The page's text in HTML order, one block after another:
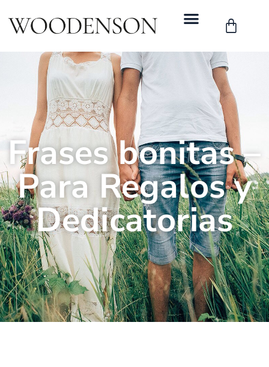
Frases bonitas –
Para Regalos y
Dedicatorias